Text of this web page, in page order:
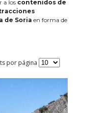
a los contenidos de
de Soria en forma de
por página